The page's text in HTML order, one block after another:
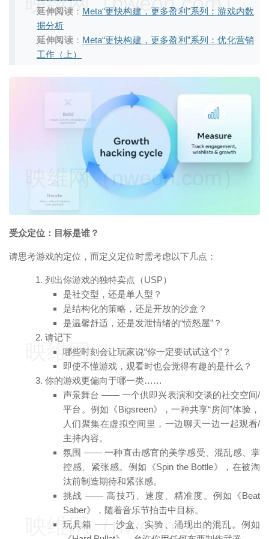
延伸阅读： Meta“更快构建，更多盈利”系列：游戏内数
据分析
延伸阅读： Meta“更快构建，更多盈利”系列：优化营销
工作（上）
受众定位：目标是谁？
请思考游戏的定位，而定义定位时需考虑以下几点：
列出你游戏的独特卖点（USP）
是社交型，还是单人型？
是结构化的策略，还是开放的沙盒？
是温馨舒适，还是发泄情绪的“愤怒屋”？
请记下
哪些时刻会让玩家说“你一定要试试这个”？
即使不懂游戏，观看时也会觉得有趣的是什么？
你的游戏更偏向于哪一类……
声景舞台 —— 一个供即兴表演和交谈的社交空间/
平台。例如《Bigsreen》，一种共享“房间”体验，
人们聚集在虚拟空间里，一边聊天一边一起观看/
主持内容。
氛围 —— 一种直击感官的美学感受、混乱感、掌
控感、紧张感。例如《Spin the Bottle》，在被淘
汰前制造期待和紧张感。
挑战 —— 高技巧、速度、精准度。例如《Beat
Saber》，随着音乐节拍击中目标。
玩具箱 —— 沙盒、实验、涌现出的混乱。例如
映维网（nweon.com）
映维网（nweon.com）
映维网（nweon.com）